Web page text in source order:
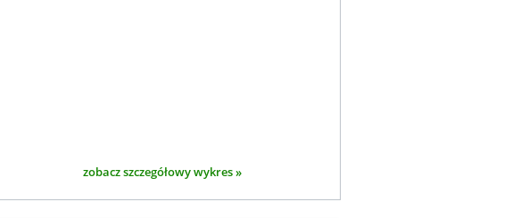
zobacz szczegółowy wykres »